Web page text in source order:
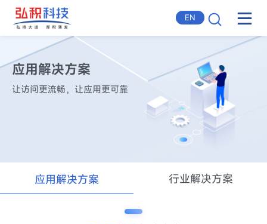
EN
应用解决方案
让访问更流畅，让应用更可靠
应用解决方案 行业解决方案